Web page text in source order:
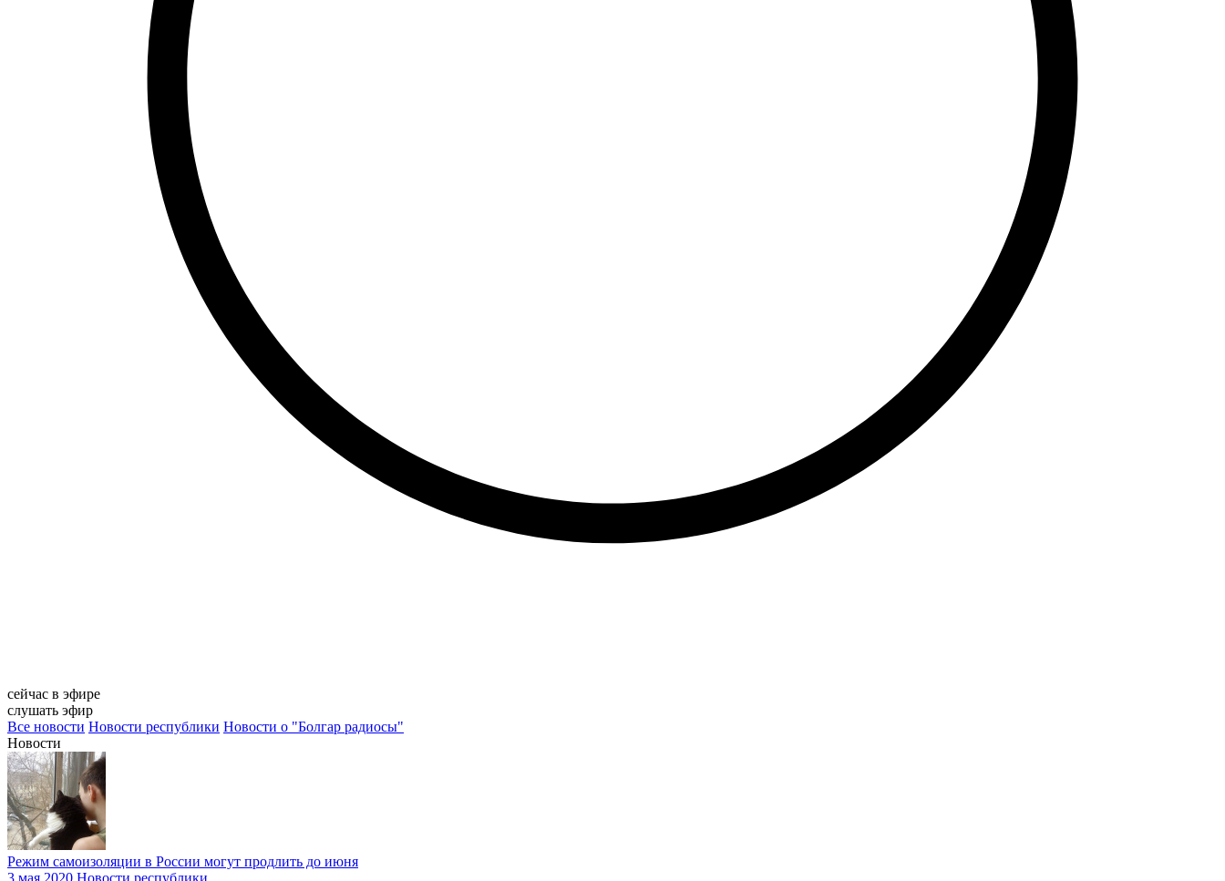
сейчас в эфире
слушать эфир
Все новости Новости республики Новости о "Болгар радиосы"
Новости
Режим самоизоляции в России могут продлить до июня